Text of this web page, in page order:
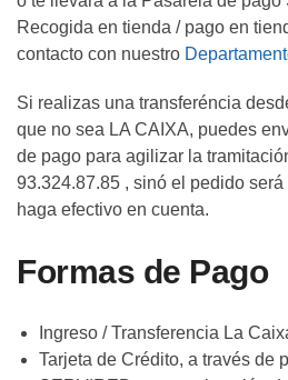
Recogida en tienda / pago en
contacto con nuestro
Si realizas una transferéncia
que no sea LA CAIXA, puedes
de pago para agilizar la
93.324.87.85 , sinó el pedido
haga efectivo en cuenta.
Formas de Pago
Ingreso / Transferencia La
Tarjeta de Crédito, a través de